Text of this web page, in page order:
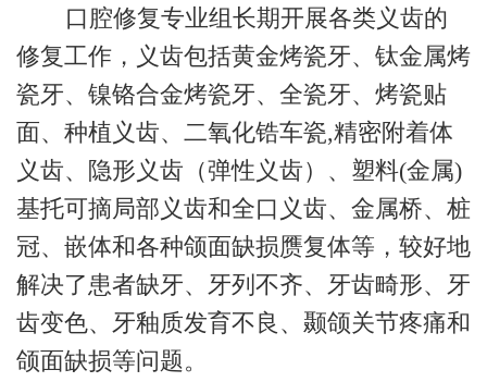
口腔修复专业组长期开展各类义齿的
修复工作，义齿包括黄金烤瓷牙、钛金属烤
瓷牙、镍铬合金烤瓷牙、全瓷牙、烤瓷贴
面、种植义齿、二氧化锆车瓷,精密附着体
义齿、隐形义齿（弹性义齿）、塑料(金属)
基托可摘局部义齿和全口义齿、金属桥、桩
冠、嵌体和各种颌面缺损赝复体等，较好地
解决了患者缺牙、牙列不齐、牙齿畸形、牙
齿变色、牙釉质发育不良、颞颌关节疼痛和
颌面缺损等问题。